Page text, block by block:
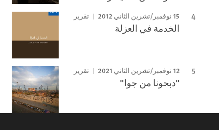
15 نوفمبر/تشرين الثاني 2012 تقرير
الخدمة في العزلة
12 نوفمبر/تشرين الثاني 2021 تقرير
"دبحونا من جوا"